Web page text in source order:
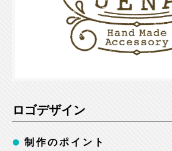
ロゴデザイン
制作のポイント